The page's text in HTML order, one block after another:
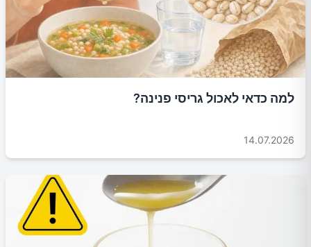
למה כדאי לאכול גריסי פנינה?
14.07.2026